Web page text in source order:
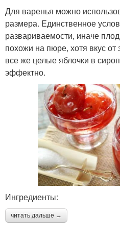
Для варенья можно
размера. Единственное
развариваемости, иначе
похожи на пюре, хотя вкус от
все же целые яблочки в
эффектно.
Ингредиенты:
читать дальше →